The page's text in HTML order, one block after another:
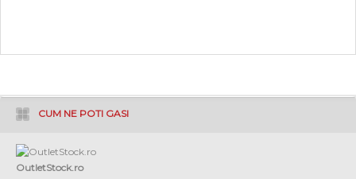
CUM NE POTI GASI
OutletStock.ro